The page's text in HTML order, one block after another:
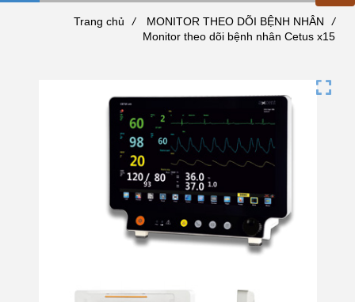
Trang chủ / MONITOR THEO DÕI BỆNH NHÂN
/
Monitor theo dõi bệnh nhân Cetus x15